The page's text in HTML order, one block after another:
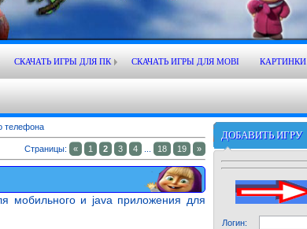
СКАЧАТЬ ИГРЫ ДЛЯ ПК СКАЧАТЬ ИГРЫ ДЛЯ MOBI КАРТИНКИ
телефона
Страницы: « 1 2 3 4 18 19 »
мобильного и java приложения для
ДОБАВИТЬ ИГРУ
Логин: